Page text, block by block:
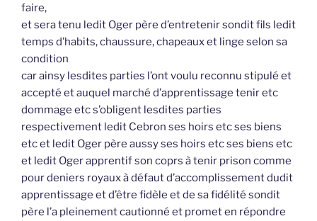
faire,
et sera tenu ledit Oger père d’entretenir sondit fils ledit
temps d’habits, chaussure, chapeaux et linge selon sa
condition
car ainsy lesdites parties l’ont voulu reconnu stipulé et
accepté et auquel marché d’apprentissage tenir etc
dommage etc s’obligent lesdites parties
respectivement ledit Cebron ses hoirs etc ses biens
etc et ledit Oger père aussy ses hoirs etc ses biens etc
et ledit Oger apprentif son coprs à tenir prison comme
pour deniers royaux à défaut d’accomplissement dudit
apprentissage et d’être fidèle et de sa fidélité sondit
père l’a pleinement cautionné et promet en répondre